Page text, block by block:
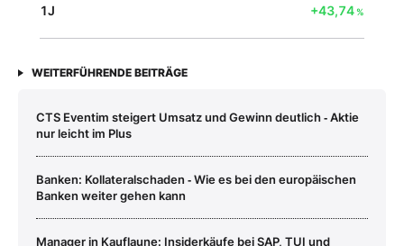
1J +43,74%
WEITERFÜHRENDE BEITRÄGE
CTS Eventim steigert Umsatz und Gewinn deutlich ‑ Aktie
nur leicht im Plus
Banken: Kollateralschaden ‑ Wie es bei den europäischen
Banken weiter gehen kann
Manager in Kauflaune: Insiderkäufe bei SAP, TUI und